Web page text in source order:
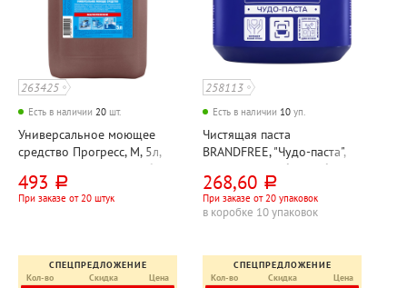
263425
Есть в наличии 20 шт.
Универсальное моющее
средство Прогресс, М, 5л,
канистра, концентрат, без
хлора, малопенное
493 руб.
При заказе от 20 штук
СПЕЦПРЕДЛОЖЕНИЕ
Кол-во
Скидка Цена
258113
Есть в наличии 10 уп.
Чистящая паста
BRANDFREE, "Чудо-паста",
500г, пластик. банка, без
хлора
268,60 руб.
При заказе от 20 упаковок
в коробке 10 упаковок
СПЕЦПРЕДЛОЖЕНИЕ
Кол-во
Скидка Цена